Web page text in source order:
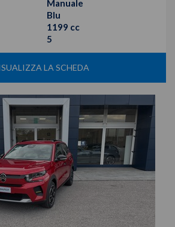
Manuale
Blu
1199 cc
5
LA SCHEDA